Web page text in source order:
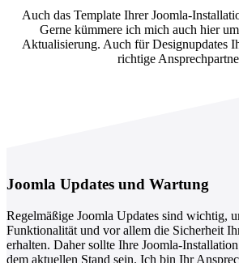
Auch das Template Ihrer Joomla-
Gerne kümmere ich mich auch hier
Aktualisierung. Auch für Designupdates
richtige
Joomla Updates und Wartung
Regelmäßige Joomla Updates sind wichtig,
Funktionalität und vor allem die Sicherheit
erhalten. Daher sollte Ihre Joomla-
dem aktuellen Stand sein. Ich bin Ihr